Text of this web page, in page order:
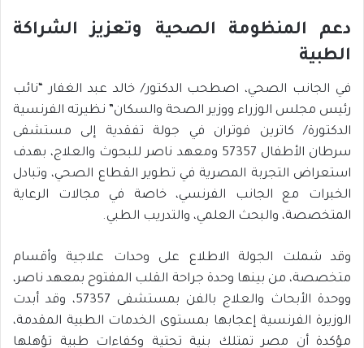
دعم المنظومة الصحية وتعزيز الشراكة
الطبية
في الجانب الصحي، اصطحب الدكتور/ خالد عبد الغفار “نائب
رئيس مجلس الوزراء ووزير الصحة والسكان” نظيرته الفرنسية
الدكتورة/ كاترين فوتران في جولة تفقدية إلى مستشفى
سرطان الأطفال 57357 ومعهد ناصر للبحوث والعلاج، بهدف
استعراض التجربة المصرية في تطوير القطاع الصحي، وتبادل
الخبرات مع الجانب الفرنسي، خاصة في مجالات الرعاية
المتخصصة، والبحث العلمي، والتدريب الطبي.
وقد شملت الجولة الاطلاع على وحدات علاجية وأقسام
متخصصة، من بينها وحدة جراحة القلب المفتوح بمعهد ناصر،
ووحدة الأبحاث والعلاج بالفن بمستشفى 57357، وقد أبدت
الوزيرة الفرنسية إعجابها بمستوى الخدمات الطبية المقدمة،
مؤكدة أن مصر تمتلك بنية تحتية وكفاءات طبية تؤهلها